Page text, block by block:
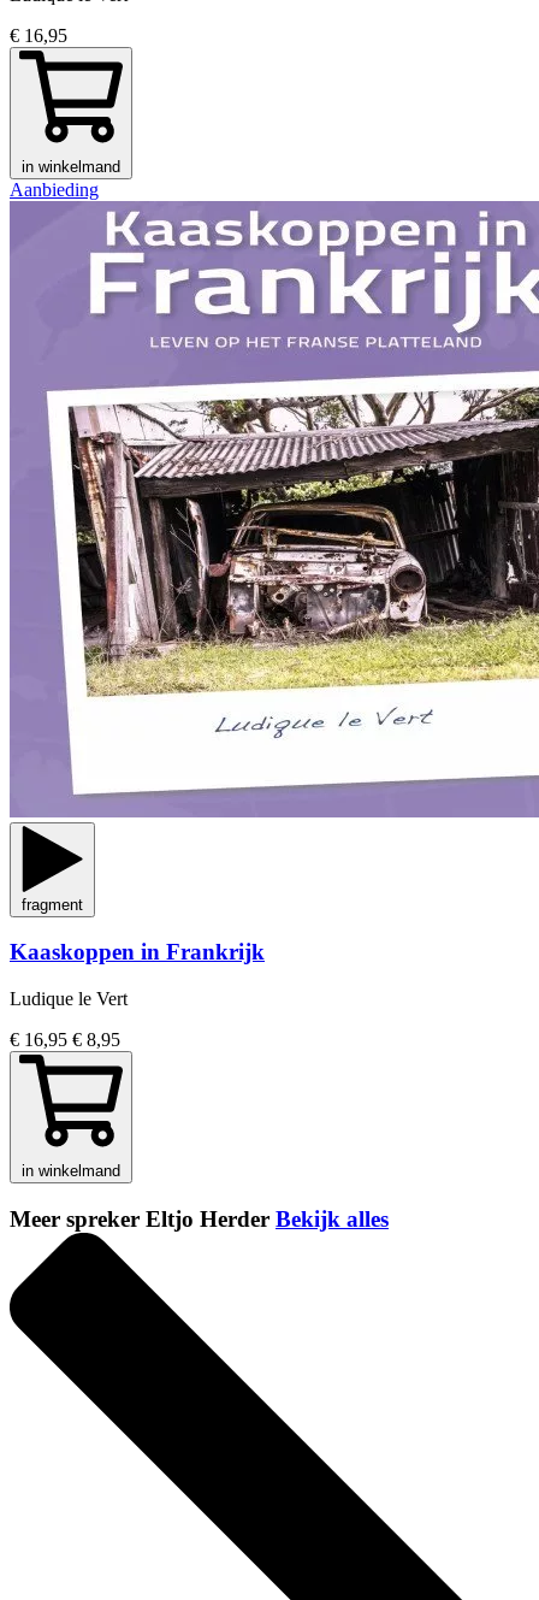
€ 16,95
in winkelmand
Aanbieding
fragment
Kaaskoppen in Frankrijk
Ludique le Vert
€ 16,95 € 8,95
in winkelmand
Meer spreker Eltjo Herder Bekijk alles